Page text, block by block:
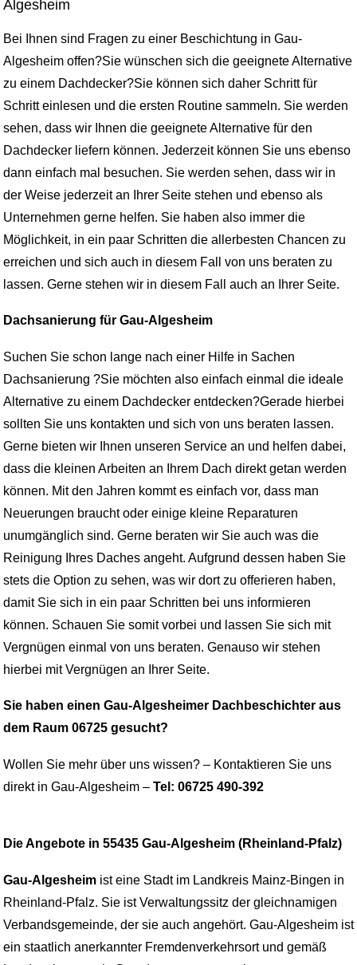
Algesheim
Bei Ihnen sind Fragen zu einer Beschichtung in Gau-
Algesheim offen?Sie wünschen sich die geeignete Alternative
zu einem Dachdecker?Sie können sich daher Schritt für
Schritt einlesen und die ersten Routine sammeln. Sie werden
sehen, dass wir Ihnen die geeignete Alternative für den
Dachdecker liefern können. Jederzeit können Sie uns ebenso
dann einfach mal besuchen. Sie werden sehen, dass wir in
der Weise jederzeit an Ihrer Seite stehen und ebenso als
Unternehmen gerne helfen. Sie haben also immer die
Möglichkeit, in ein paar Schritten die allerbesten Chancen zu
erreichen und sich auch in diesem Fall von uns beraten zu
lassen. Gerne stehen wir in diesem Fall auch an Ihrer Seite.
Dachsanierung für Gau-Algesheim
Suchen Sie schon lange nach einer Hilfe in Sachen
Dachsanierung ?Sie möchten also einfach einmal die ideale
Alternative zu einem Dachdecker entdecken?Gerade hierbei
sollten Sie uns kontakten und sich von uns beraten lassen.
Gerne bieten wir Ihnen unseren Service an und helfen dabei,
dass die kleinen Arbeiten an Ihrem Dach direkt getan werden
können. Mit den Jahren kommt es einfach vor, dass man
Neuerungen braucht oder einige kleine Reparaturen
unumgänglich sind. Gerne beraten wir Sie auch was die
Reinigung Ihres Daches angeht. Aufgrund dessen haben Sie
stets die Option zu sehen, was wir dort zu offerieren haben,
damit Sie sich in ein paar Schritten bei uns informieren
können. Schauen Sie somit vorbei und lassen Sie sich mit
Vergnügen einmal von uns beraten. Genauso wir stehen
hierbei mit Vergnügen an Ihrer Seite.
Sie haben einen Gau-Algesheimer Dachbeschichter aus
dem Raum 06725 gesucht?
Wollen Sie mehr über uns wissen? – Kontaktieren Sie uns
direkt in Gau-Algesheim – Tel: 06725 490-392
Die Angebote in 55435 Gau-Algesheim (Rheinland-Pfalz)
Gau-Algesheim ist eine Stadt im Landkreis Mainz-Bingen in
Rheinland-Pfalz. Sie ist Verwaltungssitz der gleichnamigen
Verbandsgemeinde, der sie auch angehört. Gau-Algesheim ist
ein staatlich anerkannter Fremdenverkehrsort und gemäß